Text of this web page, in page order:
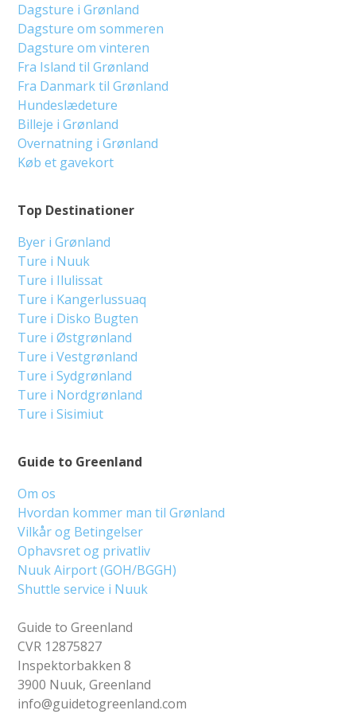
Guide to Greenland
Om os
Hvordan kommer man til Grønland
Vilkår og Betingelser
Ophavsret og privatliv
Nuuk Airport (GOH/BGGH)
Shuttle service i Nuuk
Guide to Greenland
CVR 12875827
Inspektorbakken 8
3900 Nuuk, Greenland
info@guidetogreenland.com
Top Destinationer
Byer i Grønland
Ture i Nuuk
Ture i Ilulissat
Ture i Kangerlussuaq
Ture i Disko Bugten
Ture i Østgrønland
Ture i Vestgrønland
Ture i Sydgrønland
Ture i Nordgrønland
Ture i Sisimiut
Dagsture i Grønland
Dagsture om sommeren
Dagsture om vinteren
Fra Island til Grønland
Fra Danmark til Grønland
Hundeslædeture
Billeje i Grønland
Overnatning i Grønland
Køb et gavekort